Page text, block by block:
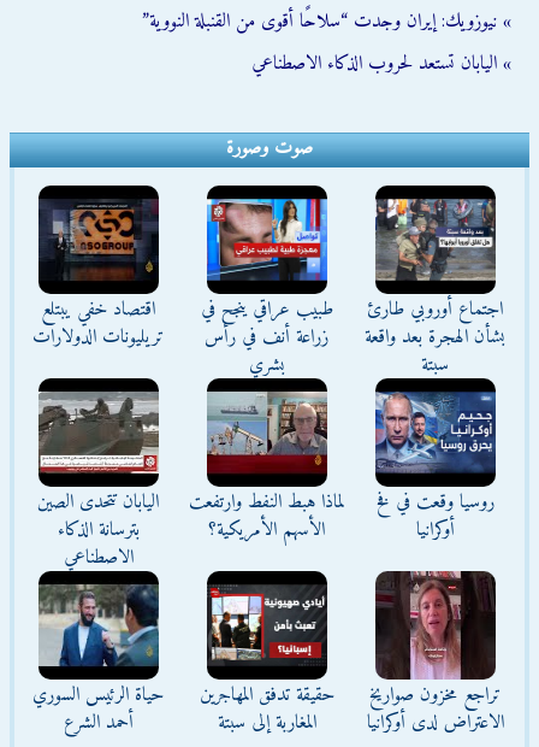
» نيوزويك: إيران وجدت “سلاحًا أقوى من القنبلة النووية”
» اليابان تستعد لحروب الذكاء الاصطناعي
صوت وصورة
اجتماع أوروبي طارئ
بشأن الهجرة بعد واقعة
سبتة
طبيب عراقي ينجح في
زراعة أنف في رأس
بشري
اقتصاد خفي يبتلع
تريليونات الدولارات
روسيا وقعت في فخ
أوكرانيا
لماذا هبط النفط وارتفعت
الأسهم الأمريكية؟
اليابان تتحدى الصين
بترسانة الذكاء
الاصطناعي
تراجع مخزون صواريخ
الاعتراض لدى أوكرانيا
حقيقة تدفق المهاجرين
المغاربة إلى سبتة
حياة الرئيس السوري
أحمد الشرع